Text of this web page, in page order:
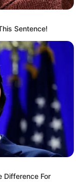
Sentence!
Difference For